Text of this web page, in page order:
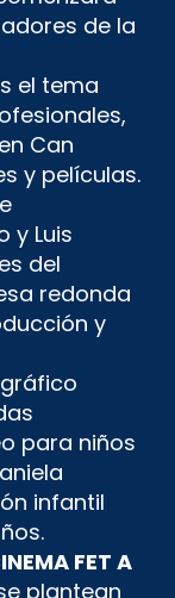
de la
el tema
Can
y películas.
y Luis
del
redonda
y
para niños
infantil
FET A
plantean